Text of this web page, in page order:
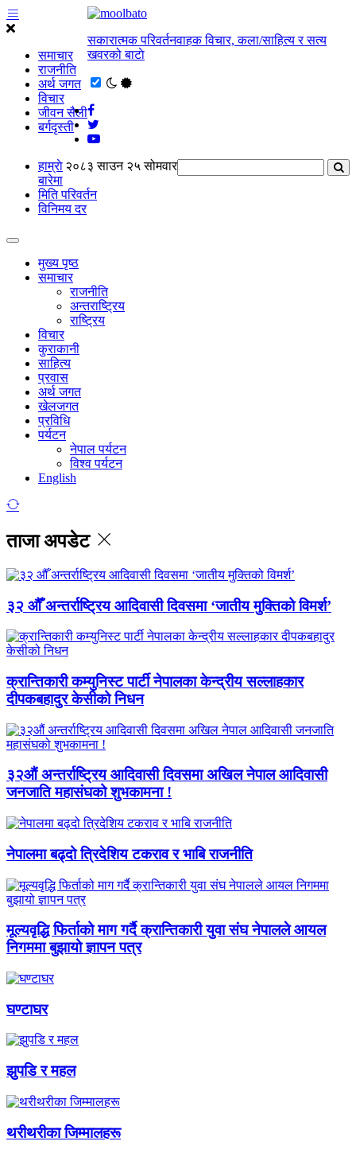
समाचार
राजनीति
अर्थ जगत
विचार
जीवन सैली
बर्गदृस्ती
सकारात्मक परिवर्तनवाहक विचार, कला/साहित्य र सत्य
खवरको बाटाे
२०८३ साउन २५ सोमवार
हाम्राे
बारेमा
मिति परिवर्तन
विनिमय दर
मुख्य पृष्ठ
समाचार
राजनीति
अन्तराष्ट्रिय
राष्ट्रिय
विचार
कुराकानी
साहित्य
प्रवास
अर्थ जगत
खेलजगत
प्रविधि
पर्यटन
नेपाल पर्यटन
विश्व पर्यटन
English
ताजा अपडेट
३२ औँ अन्तर्राष्ट्रिय आदिवासी दिवसमा ‘जातीय मुक्तिको विमर्श’
क्रान्तिकारी कम्युनिस्ट पार्टी नेपालका केन्द्रीय सल्लाहकार
दीपकबहादुर केसीको निधन
३२औं अन्तर्राष्ट्रिय आदिवासी दिवसमा अखिल नेपाल आदिवासी
जनजाति महासंघको शुभकामना !
नेपालमा बढ्दो त्रिदेशिय टकराव र भाबि राजनीति
मूल्यवृद्धि फिर्ताको माग गर्दै क्रान्तिकारी युवा संघ नेपालले आयल
निगममा बुझायो ज्ञापन पत्र
घण्टाघर
झुपडि र महल
थरीथरीका जिम्मालहरू